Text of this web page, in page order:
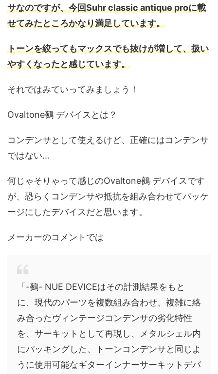
サなのですが、今回Suhr classic antique proに載
せてみたところかなり満足しています。
トーンを絞ってもマックスでも抜けが増して、扱い
やすくなったと感じています。
それではみていってみましょう！
Ovaltone鵺 デバイスとは？
コンデンサとして使えるけど、正確にはコンデンサ
ではない…
何じゃそりゃって感じのOvaltone鵺 デバイスです
が、恐らくコンデンサや抵抗を組み合わせてパッケ
ージにしたデバイスだと思います。
メーカーのコメントでは
「-鵺- NUE DEVICEはその計測結果をもと
に、現代のパーツを複数組み合わせ、複雑に絡
み合ったヴィンテージコンデンサの劣化特性
を、サーキットとして再現し、メタルシェル内
にパッキングした、トーンコンデンサと同じよ
うに使用可能なギターインナーサーキットデバ